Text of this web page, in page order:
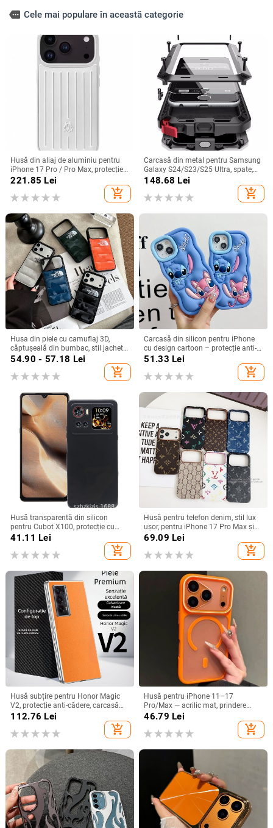
more Cele mai populare în această categorie
Husă din aliaj de aluminiu pentru
iPhone 17 Pro / Pro Max, protecție
anti-cădere, închidere magnetică,
turnare prin injecție, posibilitate de
personalizare
221.85 Lei
add_shopping_cart
Carcasă din metal pentru Samsung
Galaxy S24/S23/S25 Ultra, spate,
prelucrată, personalizabilă, disipare
căldură, anti-cadere, anti-amprentă
148.68 Lei
add_shopping_cart
Husa din piele cu camuflaj 3D,
căptușeală din bumbac, stil jachetă
de iarnă, compatibilă cu iPhone
54.90 - 57.18 Lei
add_shopping_cart
Carcasă din silicon pentru iPhone
cu design cartoon – protecție anti-
cădere, finisaj mat, compatibilă cu
(Pro/Max)
51.33 Lei
add_shopping_cart
Husă transparentă din silicon
pentru Cubot X100, protecție cu
acoperire totală
41.11 Lei
add_shopping_cart
Husă pentru telefon denim, stil lux
ușor, pentru iPhone 17 Pro Max și
iPhone 16, cu acoperire totală
69.09 Lei
add_shopping_cart
Husă subțire pentru Honor Magic
V2, protecție anti-cădere, carcasă
dură pentru ecran pliabil, finisaj PU
112.76 Lei
add_shopping_cart
Husă pentru iPhone 11–17
Pro/Max — acrilic mat, prindere
magnetică, protecție anti-cadere,
46.79 Lei
add_shopping_cart